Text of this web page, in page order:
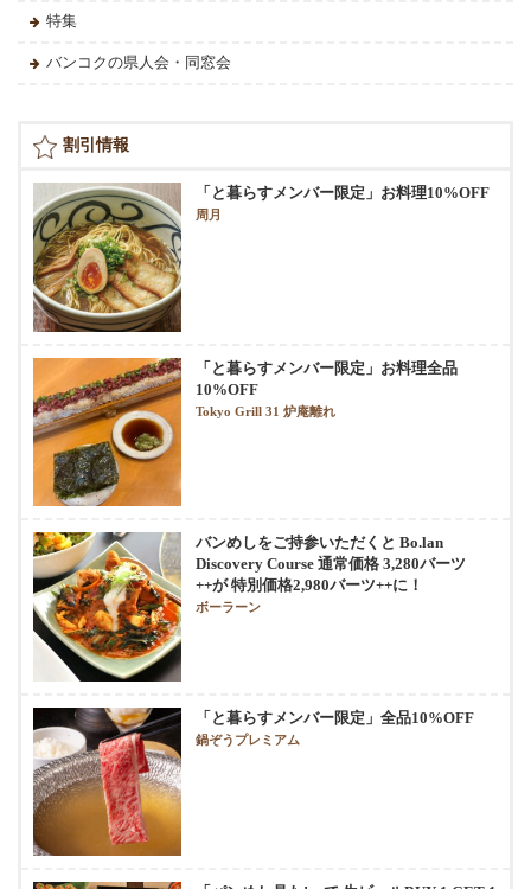
特集
バンコクの県人会・同窓会
割引情報
「と暮らすメンバー限定」お料理10%OFF
周月
「と暮らすメンバー限定」お料理全品
10%OFF
Tokyo Grill 31 炉庵離れ
バンめしをご持参いただくと Bo.lan
Discovery Course 通常価格 3,280バーツ
++が 特別価格2,980バーツ++に！
ボーラーン
「と暮らすメンバー限定」全品10%OFF
鍋ぞうプレミアム